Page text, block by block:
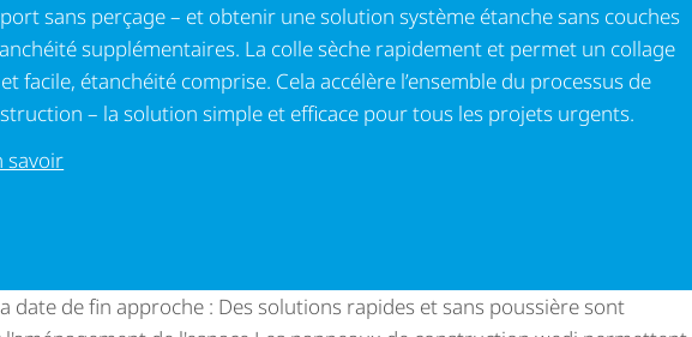
sans perçage – et obtenir une solution système étanche sans couches
supplé­men­taires. La colle sèche rapidement et permet un collage
facile, étanchéité comprise. Cela accélère l’ensemble du processus de
– la solution simple et efficace pour tous les projets urgents.
savoir
date de fin approche : Des solutions rapides et sans poussière sont